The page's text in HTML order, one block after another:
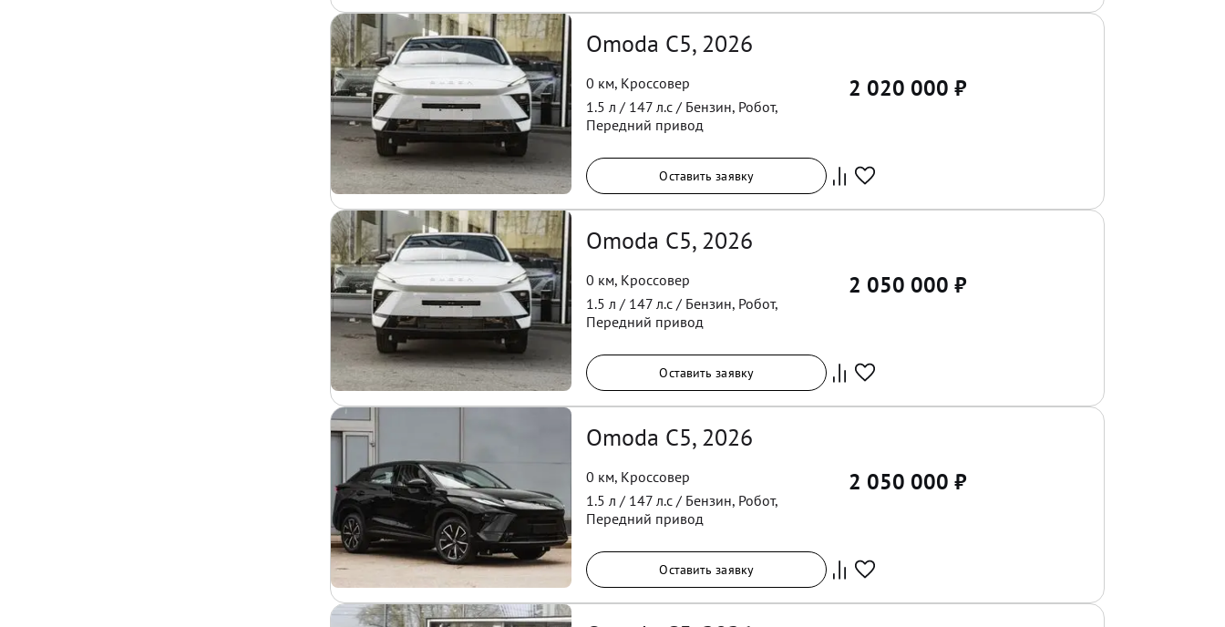
Omoda C5, 2026
0 км, Кроссовер
1.5 л / 147 л.с / Бензин, Робот,
Передний привод
2 020 000 ₽
Оставить заявку
Omoda C5, 2026
0 км, Кроссовер
1.5 л / 147 л.с / Бензин, Робот,
Передний привод
2 050 000 ₽
Оставить заявку
Omoda C5, 2026
0 км, Кроссовер
1.5 л / 147 л.с / Бензин, Робот,
Передний привод
2 050 000 ₽
Оставить заявку